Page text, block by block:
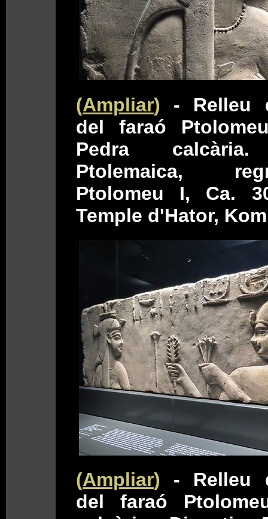
(Ampliar)
- Relleu
del faraó
Pedra calcària.
Ptolemaica,
Ptolomeu I, Ca.
Temple d'Hator,
(Ampliar)
- Relleu
del faraó